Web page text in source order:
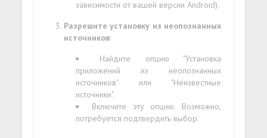
зависимости от вашей версии Android).
Разрешите установку из неопознанных
источников:
Найдите опцию "Установка
приложений из неопознанных
источников" или "Неизвестные
источники".
Включите эту опцию. Возможно,
потребуется подтвердить выбор.